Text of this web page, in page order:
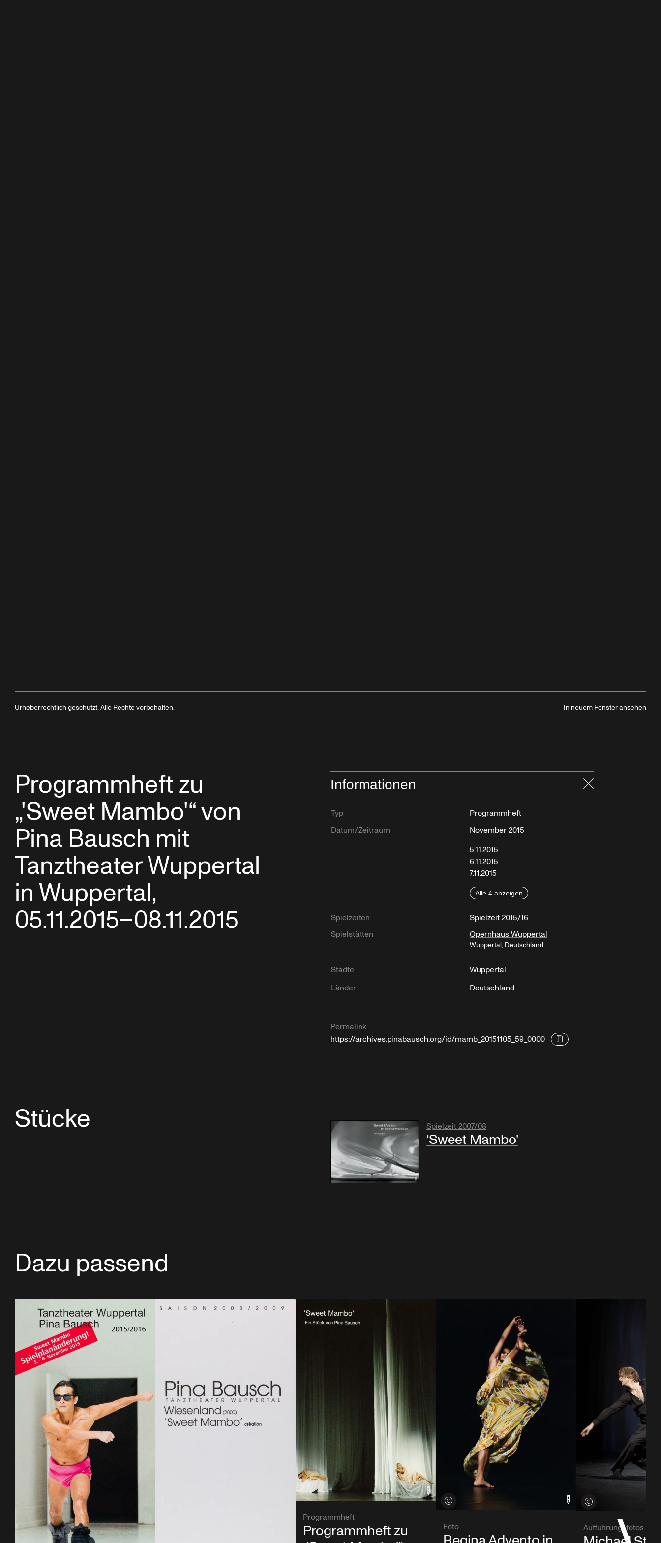
Urheberrechtlich geschützt. Alle Rechte vorbehalten. In neuem Fenster ansehen
Programmheft zu
„'Sweet Mambo'“ von
Pina Bausch mit
Tanztheater Wuppertal
in Wuppertal,
05.11.2015–08.11.2015
Informationen
Typ
Programmheft
Datum/Zeitraum
November 2015
5.11.2015
6.11.2015
7.11.2015
Alle 4 anzeigen
Spielzeiten
Spielzeit 2015/16
Spielstätten
Opernhaus Wuppertal
Wuppertal, Deutschland
Städte
Wuppertal
Länder
Deutschland
Permalink:
https://archives.pinabausch.org/id/mamb_20151105_59_0000
Stücke Spielzeit 2007/08
'Sweet Mambo'
Dazu passend
Programmheft
Programmheft zu
Credits öffnen
Foto
Credits öffnen
Aufführungsfotos